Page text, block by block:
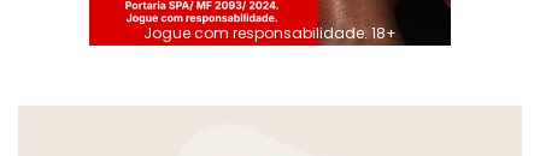
Jogue com responsabilidade. 18+